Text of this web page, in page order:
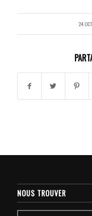
24 /
NOUS TROUVER